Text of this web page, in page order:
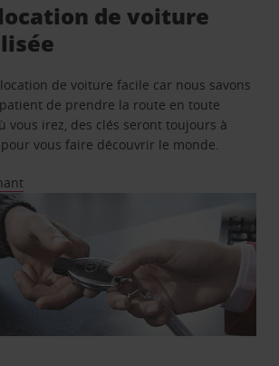
de voiture
de voiture facile car nous savons
de prendre la route en toute
vous irez, des clés seront toujours à
vous faire découvrir le monde.